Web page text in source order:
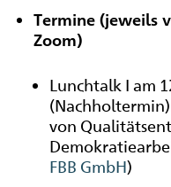
Termine (jeweils
Zoom)
Lunchtalk I am
von
FBB GmbH)